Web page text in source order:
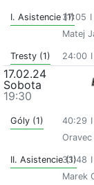
I. Asistencie (1)37:05
Matej
Tresty (1) 24:00
17.02.24
Sobota
19:30
Góly (1) 40:29
Oravec
II. Asistencie (1)
33:48
Marek